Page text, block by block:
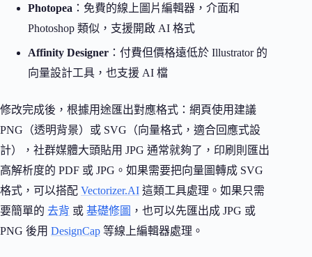
Photopea ：免費的線上圖片編輯器，介面和
Photoshop 類似，支援開啟 AI 格式
Affinity Designer ：付費但價格遠低於 Illustrator 的
向量設計工具，也支援 AI 檔
修改完成後，根據用途匯出對應格式：網頁使用建議
PNG（透明背景）或 SVG（向量格式，適合回應式設
計），社群媒體大頭貼用 JPG 通常就夠了，印刷則匯出
高解析度的 PDF 或 JPG。如果需要把向量圖轉成 SVG
格式，可以搭配 Vectorizer.AI 這類工具處理。如果只需
要簡單的 去背 或 基礎修圖 ，也可以先匯出成 JPG 或
PNG 後用 DesignCap 等線上編輯器處理。